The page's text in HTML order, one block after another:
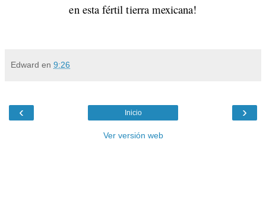
en esta fértil tierra mexicana!
Edward en 9:26
‹ ›
Inicio
Ver versión web